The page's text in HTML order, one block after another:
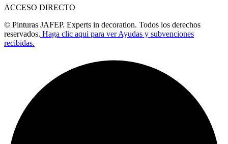
ACCESO DIRECTO
© Pinturas JAFEP. Experts in decoration. Todos los derechos
reservados. Haga clic aqui para ver Ayudas y subvenciones
recibidas.